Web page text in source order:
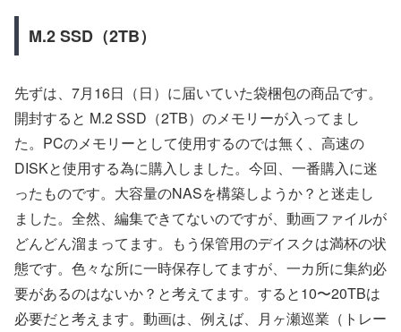
M.2 SSD（2TB）
先ずは、7月16日（日）に届いていた袋梱包の商品です。
開封すると M.2 SSD（2TB）のメモリーが入ってまし
た。PCのメモリーとして使用するのでは無く、高速の
DISKと使用する為に購入しました。今回、一番購入に迷
ったものです。大容量のNASを構築しようか？と迷走し
ました。全然、編集できてないのですが、動画ファイルが
どんどん溜まってます。もう保管用のデイスクは満杯の状
態です。色々な所に一時保存してますが、一カ所に集約必
要があるのはないか？と考えてます。すると10〜20TBは
必要だと考えます。動画は、例えば、月ヶ瀬巡業（トレー